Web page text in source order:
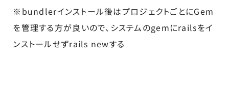
※bundlerインストール後はプロジェクトごとにGem
を管理する方が良いので、システムのgemにrailsをイ
ンストールせずrails newする